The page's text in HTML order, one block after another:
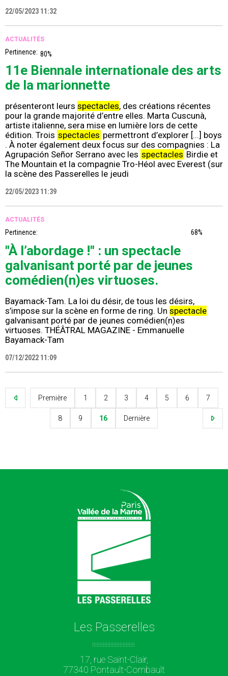
22/05/2023 11:32
ACTUALITÉS
Pertinence: 80%
11e Biennale internationale des arts
de la marionnette
présenteront leurs spectacles, des créations récentes
pour la grande majorité d’entre elles. Marta Cuscunà,
artiste italienne, sera mise en lumière lors de cette
édition. Trois spectacles permettront d’explorer [...] boys
. À noter également deux focus sur des compagnies : La
Agrupación Señor Serrano avec les spectacles Birdie et
The Mountain et la compagnie Tro-Héol avec Everest (sur
la scène des Passerelles le jeudi
22/05/2023 11:39
ACTUALITÉS
Pertinence: 68%
"À l’abordage !" : un spectacle
galvanisant porté par de jeunes
comédien(n)es virtuoses.
Bayamack-Tam. La loi du désir, de tous les désirs,
s’impose sur la scène en forme de ring. Un spectacle
galvanisant porté par de jeunes comédien(n)es
virtuoses. THÉÂTRAL MAGAZINE - Emmanuelle
Bayamack-Tam
07/12/2022 11:09
Première 1 2 3 4 5 6 7
8 9 16 Dernière
Les Passerelles
17, rue Saint-Clair,
77340 Pontault-Combault